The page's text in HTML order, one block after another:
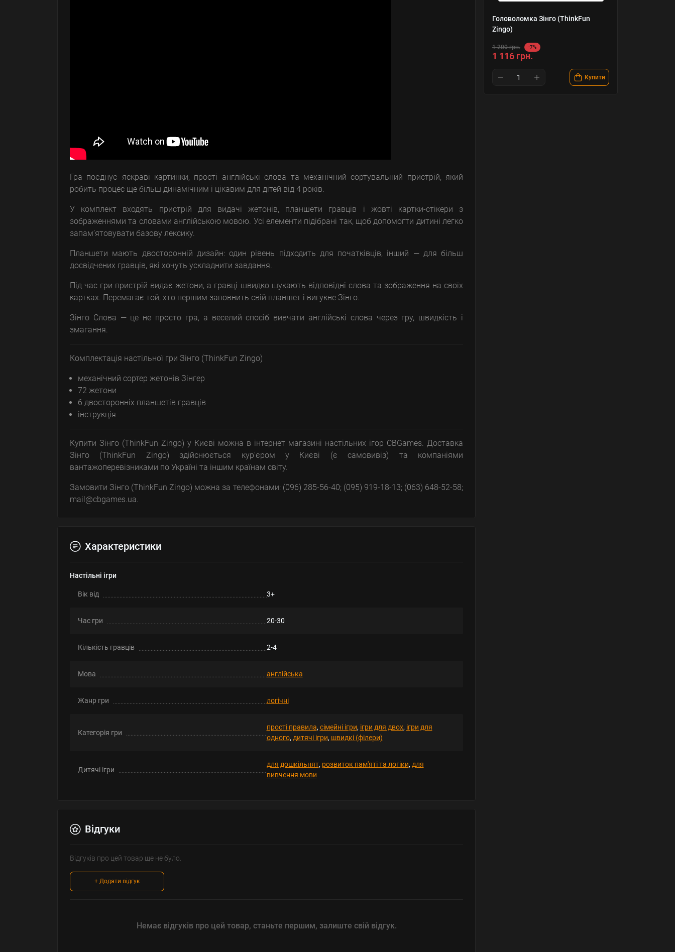
Головоломка Зінго (ThinkFun
Zingo)
1 200 грн. -7%
1 116 грн.
Купити
Гра поєднує яскраві картинки, прості англійські слова та механічний сортувальний пристрій, який
робить процес ще більш динамічним і цікавим для дітей від 4 років.
У комплект входять пристрій для видачі жетонів, планшети гравців і жовті картки-стікери з
зображеннями та словами англійською мовою. Усі елементи підібрані так, щоб допомогти дитині легко
запам’ятовувати базову лексику.
Планшети мають двосторонній дизайн: один рівень підходить для початківців, інший — для більш
досвідчених гравців, які хочуть ускладнити завдання.
Під час гри пристрій видає жетони, а гравці швидко шукають відповідні слова та зображення на своїх
картках. Перемагає той, хто першим заповнить свій планшет і вигукне Зінго.
Зінго Слова — це не просто гра, а веселий спосіб вивчати англійські слова через гру, швидкість і
змагання.
Комплектація настільної гри Зінго (ThinkFun Zingo)
механічний сортер жетонів Зінгер
72 жетони
6 двосторонніх планшетів гравців
інструкція
Купити Зінго (ThinkFun Zingo) у Києві можна в інтернет магазині настільних ігор CBGames. Доставка
Зінго (ThinkFun Zingo) здійснюється кур'єром у Києві (є самовивіз) та компаніями
вантажоперевізниками по Україні та іншим країнам світу.
Замовити Зінго (ThinkFun Zingo) можна за телефонами: (096) 285-56-40; (095) 919-18-13; (063) 648-52-58;
mail@cbgames.ua.
Характеристики
Настільні ігри
Вік від 3+
Час гри 20-30
Кількість гравців 2-4
Мова англійська
Жанр гри логічні
Категорія гри
прості правила, сімейні ігри, ігри для двох, ігри для
одного, дитячі ігри, швидкі (філери)
Дитячі ігри
для дошкільнят, розвиток пам'яті та логіки, для
вивчення мови
Відгуки
Відгуків про цей товар ще не було.
+ Додати відгук
Немає відгуків про цей товар, станьте першим, залиште свій відгук.